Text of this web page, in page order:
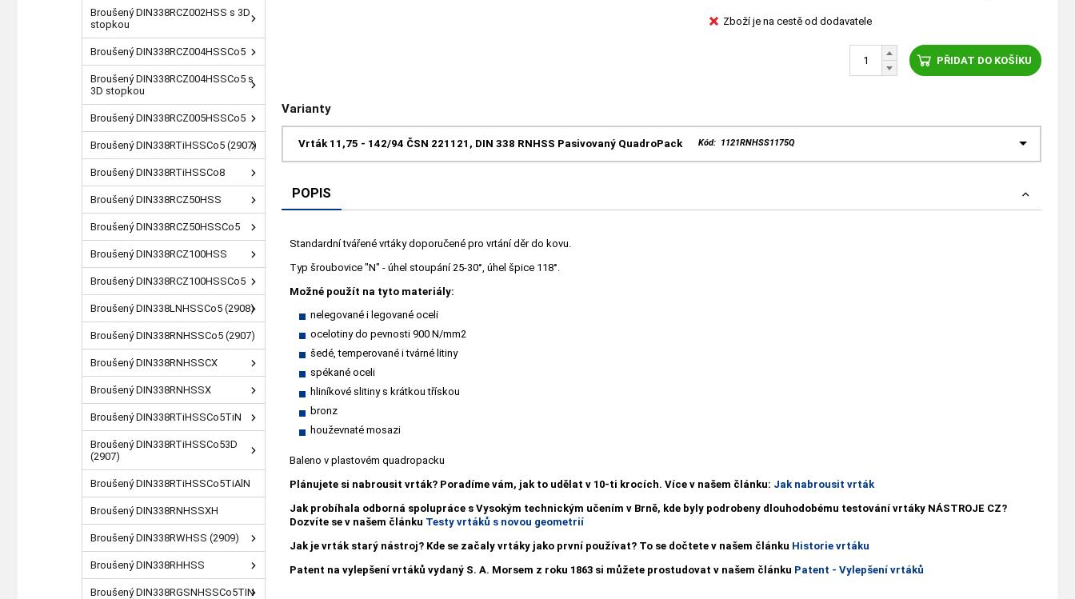
Zboží je na cestě od dodavatele
PŘIDAT DO KOŠÍKU
Varianty
Vrták 11,75 - 142/94 ČSN 221121, DIN 338 RNHSS Pasivovaný QuadroPack Kód: 1121RNHSS1175Q
POPIS
Standardní tvářené vrtáky doporučené pro vrtání děr do kovu.
Typ šroubovice "N" - úhel stoupání 25-30°, úhel špice 118°.
Možné použít na tyto materiály:
nelegované i legované oceli
ocelotiny do pevnosti 900 N/mm2
šedé, temperované i tvárné litiny
spékané oceli
hliníkové slitiny s krátkou třískou
bronz
houževnaté mosazi
Baleno v plastovém quadropacku
Plánujete si nabrousit vrták? Poradíme vám, jak to udělat v 10-ti krocích. Více v našem článku: Jak nabrousit vrták
Jak probíhala odborná spolupráce s Vysokým technickým učením v Brně, kde byly podrobeny dlouhodobému testování vrtáky NÁSTROJE CZ?
Dozvíte se v našem článku Testy vrtáků s novou geometrií
Jak je vrták starý nástroj? Kde se začaly vrtáky jako první používat? To se dočtete v našem článku Historie vrtáku
Patent na vylepšení vrtáků vydaný S. A. Morsem z roku 1863 si můžete prostudovat v našem článku Patent - Vylepšení vrtáků
Broušený DIN338RCZ002HSS s 3D
stopkou
Broušený DIN338RCZ004HSSCo5
Broušený DIN338RCZ004HSSCo5 s
3D stopkou
Broušený DIN338RCZ005HSSCo5
Broušený DIN338RTiHSSCo5 (2907)
Broušený DIN338RTiHSSCo8
Broušený DIN338RCZ50HSS
Broušený DIN338RCZ50HSSCo5
Broušený DIN338RCZ100HSS
Broušený DIN338RCZ100HSSCo5
Broušený DIN338LNHSSCo5 (2908)
Broušený DIN338RNHSSCo5 (2907)
Broušený DIN338RNHSSCX
Broušený DIN338RNHSSX
Broušený DIN338RTiHSSCo5TiN
Broušený DIN338RTiHSSCo53D
(2907)
Broušený DIN338RTiHSSCo5TiAlN
Broušený DIN338RNHSSXH
Broušený DIN338RWHSS (2909)
Broušený DIN338RHHSS
Broušený DIN338RGSNHSSCo5TIN